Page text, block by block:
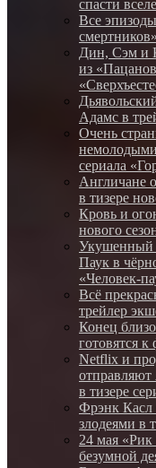
спасти
Все
Дин, Сэм и
из
Адамс в
Очень
немолодыми
сериала
Англичане
в тизере
Кровь и
нового
Укушенный
Паук в
«Человек-
Всё
трейлер
Конец
готовятся
Netflix и
в тизере
Фрэнк Касл
злодеями в
24 мая
безумной